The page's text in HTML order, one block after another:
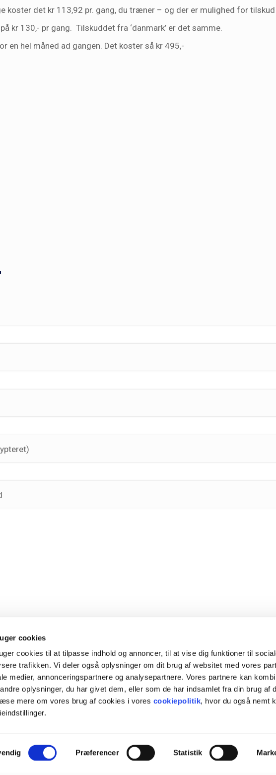
cookies
cookies til at tilpasse indhold og annoncer, til at vise dig funktioner til
trafikken. Vi deler også oplysninger om dit brug af websitet med vores
medier, annonceringspartnere og analysepartnere. Vores partnere kan
oplysninger, du har givet dem, eller som de har indsamlet fra din brug af
mere om vores brug af cookies i vores cookiepolitik, hvor du også nemt
Præferencer Statistik
koster det kr 113,92 pr. gang, du træner – og der er mulighed for tilskud
kr 130,- pr gang. Tilskuddet fra ‘danmark’ er det samme.
en hel måned ad gangen. Det koster så kr 495,-
i den samledeoversigt over vores holdtræning.